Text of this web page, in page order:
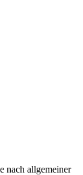
nach allgemeiner